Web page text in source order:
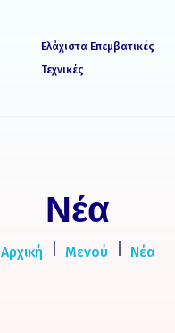
Ελάχιστα Επεμβατικές
Τεχνικές
Νέα
Αρχική Μενού Νέα